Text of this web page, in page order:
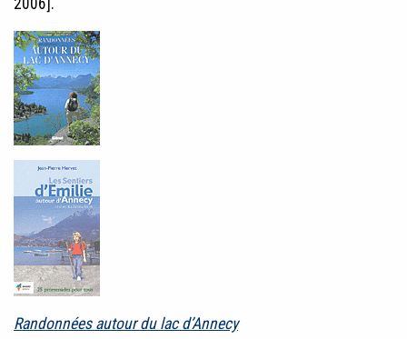
Randonnées autour du lac d’Annecy